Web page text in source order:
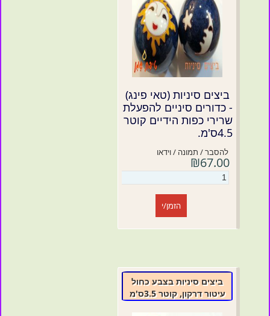
ביצים סיניות (טאי פינג)
- כדורים סיניים להפעלת
שרירי כפות הידיים קוטר
4.5ס'מ.
להסבר / תמונה / וידאו
₪67.00
הזמן/י
ביצים סיניות בצבע כחול
עיטור דרקון, קוטר 3.5ס'מ